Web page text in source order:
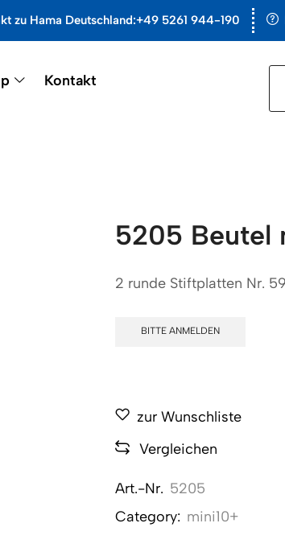
zu Hama Deutschland:+49 5261 944-190
Kontakt
5205 Beutel
2 runde Stiftplatten Nr.
BITTE ANMELDEN
zur Wunschliste
Vergleichen
Art.-Nr. 5205
Category: mini10+